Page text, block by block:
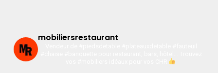
mobiliersrestaurant